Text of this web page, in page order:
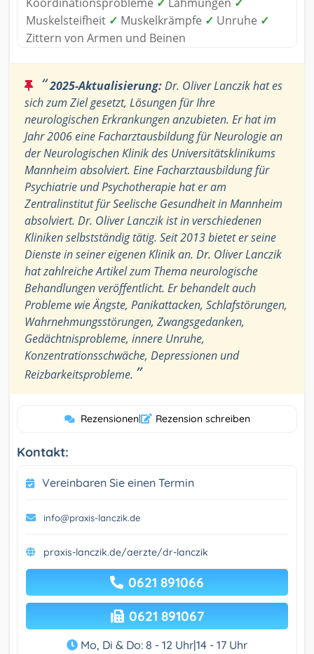
Muskelsteifheit ✓ Muskelkrämpfe ✓ Unruhe ✓
Zittern von Armen und Beinen
“2025-Aktualisierung:Dr. Oliver Lanczik hat es
sich zum Ziel gesetzt, Lösungen für Ihre
neurologischen Erkrankungen anzubieten. Er hat im
Jahr 2006 eine Facharztausbildung für Neurologie an
der Neurologischen Klinik des Universitätsklinikums
Mannheim absolviert. Eine Facharztausbildung für
Psychiatrie und Psychotherapie hat er am
Zentralinstitut für Seelische Gesundheit in Mannheim
absolviert. Dr. Oliver Lanczik ist in verschiedenen
Kliniken selbstständig tätig. Seit 2013 bietet er seine
Dienste in seiner eigenen Klinik an. Dr. Oliver Lanczik
hat zahlreiche Artikel zum Thema neurologische
Behandlungen veröffentlicht. Er behandelt auch
Probleme wie Ängste, Panikattacken, Schlafstörungen,
Wahrnehmungsstörungen, Zwangsgedanken,
Gedächtnisprobleme, innere Unruhe,
Konzentrationsschwäche, Depressionen und
Reizbarkeitsprobleme. ”
Rezensionen| Rezension schreiben
Kontakt:
Vereinbaren Sie einen Termin
info@praxis-lanczik.de
praxis-lanczik.de/aerzte/dr-lanczik
0621 891066
0621 891067
Mo, Di & Do: 8 - 12 Uhr|14 - 17 Uhr